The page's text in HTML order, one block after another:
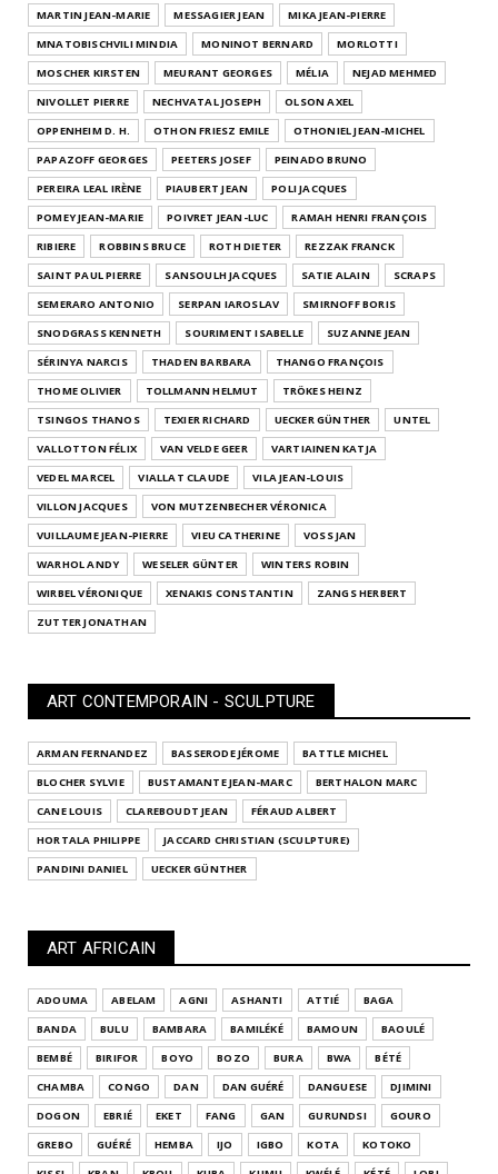
MARTIN JEAN-MARIE
MESSAGIER JEAN
MIKA JEAN-PIERRE
MNATOBISCHVILI MINDIA
MONINOT BERNARD
MORLOTTI
MOSCHER KIRSTEN
MEURANT GEORGES MÉLIA
NEJAD MEHMED
NIVOLLET PIERRE
NECHVATAL JOSEPH
OLSON AXEL
OPPENHEIM D. H.
OTHON FRIESZ EMILE
OTHONIEL JEAN-MICHEL
PAPAZOFF GEORGES
PEETERS JOSEF
PEINADO BRUNO
PEREIRA LEAL IRÈNE
PIAUBERT JEAN
POLI JACQUES
POMEY JEAN-MARIE
POIVRET JEAN-LUC
RAMAH HENRI FRANÇOIS
RIBIERE
ROBBINS BRUCE ROTH DIETER
REZZAK FRANCK
SAINT PAUL PIERRE
SANSOULH JACQUES SATIE ALAIN
SCRAPS
SEMERARO ANTONIO
SERPAN IAROSLAV
SMIRNOFF BORIS
SNODGRASS KENNETH
SOURIMENT ISABELLE
SUZANNE JEAN
SÉRINYA NARCIS
THADEN BARBARA
THANGO FRANÇOIS
THOME OLIVIER
TOLLMANN HELMUT
TRÖKES HEINZ
TSINGOS THANOS
TEXIER RICHARD UECKER GÜNTHER
UNTEL
VALLOTTON FÉLIX
VAN VELDE GEER
VARTIAINEN KATJA
VEDEL MARCEL
VIALLAT CLAUDE
VILA JEAN-LOUIS
VILLON JACQUES
VON MUTZENBECHER VÉRONICA
VUILLAUME JEAN-PIERRE
VIEU CATHERINE
VOSS JAN
WARHOL ANDY
WESELER GÜNTER
WINTERS ROBIN
WIRBEL VÉRONIQUE
XENAKIS CONSTANTIN
ZANGS HERBERT
ZUTTER JONATHAN
ART CONTEMPORAIN - SCULPTURE
ARMAN FERNANDEZ BASSERODE JÉROME
BATTLE MICHEL
BLOCHER SYLVIE
BUSTAMANTE JEAN-MARC
BERTHALON MARC
CANE LOUIS
CLAREBOUDT JEAN
FÉRAUD ALBERT
HORTALA PHILIPPE
JACCARD CHRISTIAN (SCULPTURE)
PANDINI DANIEL
UECKER GÜNTHER
ART AFRICAIN
ADOUMA ABELAM AGNI ASHANTI ATTIÉ
BAGA
BANDA
BULU BAMBARA BAMILÉKÉ BAMOUN
BAOULÉ
BEMBÉ
BIRIFOR BOYO BOZO BURA BWA
BÉTÉ
CHAMBA
CONGO DAN DAN GUÉRÉ DANGUESE
DJIMINI
DOGON
EBRIÉ EKET FANG GAN GURUNDSI
GOURO
GREBO
GUÉRÉ HEMBA IJO IGBO KOTA
KOTOKO